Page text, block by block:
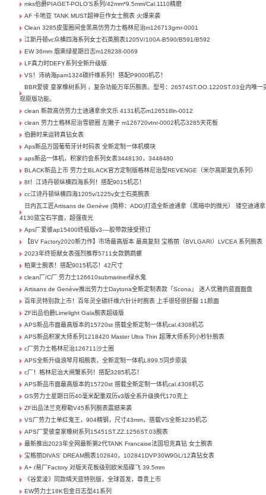
mks伯爵PIAGET-POLO’S系列/42mm*9.5mm/Cal.1110精磨
AF 卡地亚 TANK MUST超神巨作女士腕表 火爆来袭
Clean 3285皮蛋圈间金黑高仿劳力士格林尼治m126713grnr-0001
江斯丹顿vc众横四海系列女士石英腕表1205V/100A-B590/B591/B592
EW 36mm 烟熏绿星期日志m128238-0069
LF真力时DEFY系列全新升级版
VS！沛纳海pam1324碳纤维系列！搭配P9000机芯！
BBR爱彼 皇家橡树系列 ，复杂功能万年历腕表。型号：26574ST.OO.1220ST.03业内唯一
现原版功能。
clean 新款高仿劳力士迪通拿余文乐 4131机芯m126518ln-0012
clean 劳力士格林尼治雪碧圈 左撇子 m126720vtnr-0002机芯3285天花板
伯爵时来运转真钻女表
Aps新品万国葡萄牙计时码表 全新定制一体机模块
aps新品一体机，积家约会系列女表3448130，3448480
BLACK新品上市 劳力士BLACK官方定制版格林尼治型REVENGE（米尔高斯复仇系列） ​
8f！江诗丹顿纵横四海系列！搭配9015机芯！
cc江诗丹顿纵横四海1205v/1225v女士石英腕表
日内瓦工匠Artisans de Genève (简称：ADG)打造全新迪通拿（黑暗中的微光） 镂空迪通拿
4130蓝宝石字面，超强夜光
Aps厂爱彼ap15400终极版v3----胶带款接受预订
【BV Factory2020新力作】市场最高版本 最高复刻 宝格丽（BVLGARI）LVCEA 系列腕表
2023年终钜献女表强烈推荐5711女款鹦鹉螺
柏莱士腕表！搭配9015机芯！42尺寸
clean厂/C厂 劳力士126610submariner绿水鬼
Artisans de Genève推出劳力士Daytona全新定制表款「Scona」 迷人优雅的蓝面面盘
百年灵特别款上市！百年灵全碳纤维六针计时腕表 上手很轻很舒服 11颜面
ZF出品伯爵Limelight Gala腕表超级版
APS新品市面最高版本的15720st 搭载全新定制一体机cal.4308机芯
APS新品积家大师系列1218420 Master Ultra Thin 超薄大师系列小秒针腕表
c厂劳力士格林尼治126711沙士圈
APS全新升级浪琴月相腕表，全新定制一体机L899.5同步原装
c厂！格林尼治大闸蟹系列！搭配3285机芯！
APS新品市面最高版本的15720st 搭载全新定制一体机cal.4308机芯
GS劳力士星期日历40毫米配重双历v3版全系升级换代170克上
ZF出品法兰克穆勒V45系列腕表震撼来袭
VS厂劳力士单红鬼王，904精钢，尺寸43mm，搭载VS全新3235机芯
APS厂爱彼皇家橡树系列15451ST.ZZ.1256ST.03腕表
最新推出2023年全网最新第2代TANK Francaise法国坦克真钻 女士腕表
宝格丽DIVAS' DREAM腕表102840，102841DVP30W9GL/12真钻女表
A+ /易厂Factory 对版天花板级别欧米茄碟飞 39.5mm
《谷爱凌》同款晴天蓝特别版，全球首发，尊贵上市
EW劳力士18K包金日志型41系列